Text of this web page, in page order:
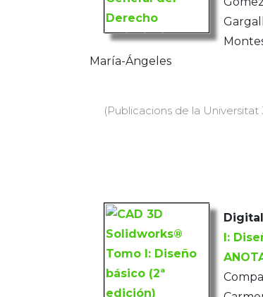
María-Ángeles
(Publicacions de la Universitat
I: